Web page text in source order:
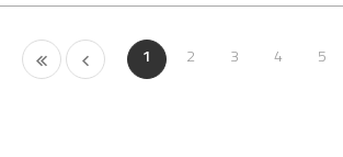
1 2 3 4 5